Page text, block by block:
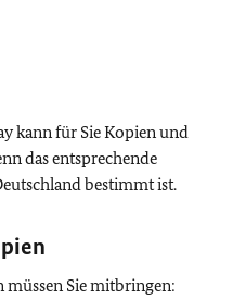
kann für Sie Kopien und
das entsprechende
bestimmt ist.
Sie mitbringen: